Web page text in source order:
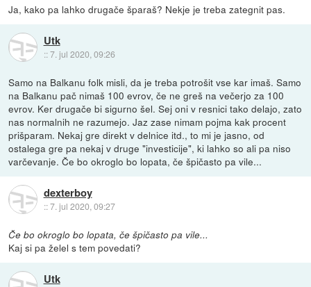
Ja, kako pa lahko drugače šparaš? Nekje je treba zategnit pas.
Utk
::7. jul 2020, 09:26
Samo na Balkanu folk misli, da je treba potrošit vse kar imaš. Samo
na Balkanu pač nimaš 100 evrov, če ne greš na večerjo za 100
evrov. Ker drugače bi sigurno šel. Sej oni v resnici tako delajo, zato
nas normalnih ne razumejo. Jaz zase nimam pojma kak procent
prišparam. Nekaj gre direkt v delnice itd., to mi je jasno, od
ostalega gre pa nekaj v druge "investicije", ki lahko so ali pa niso
varčevanje. Če bo okroglo bo lopata, če špičasto pa vile...
dexterboy
::7. jul 2020, 09:27
Če bo okroglo bo lopata, če špičasto pa vile...
Kaj si pa želel s tem povedati?
Utk